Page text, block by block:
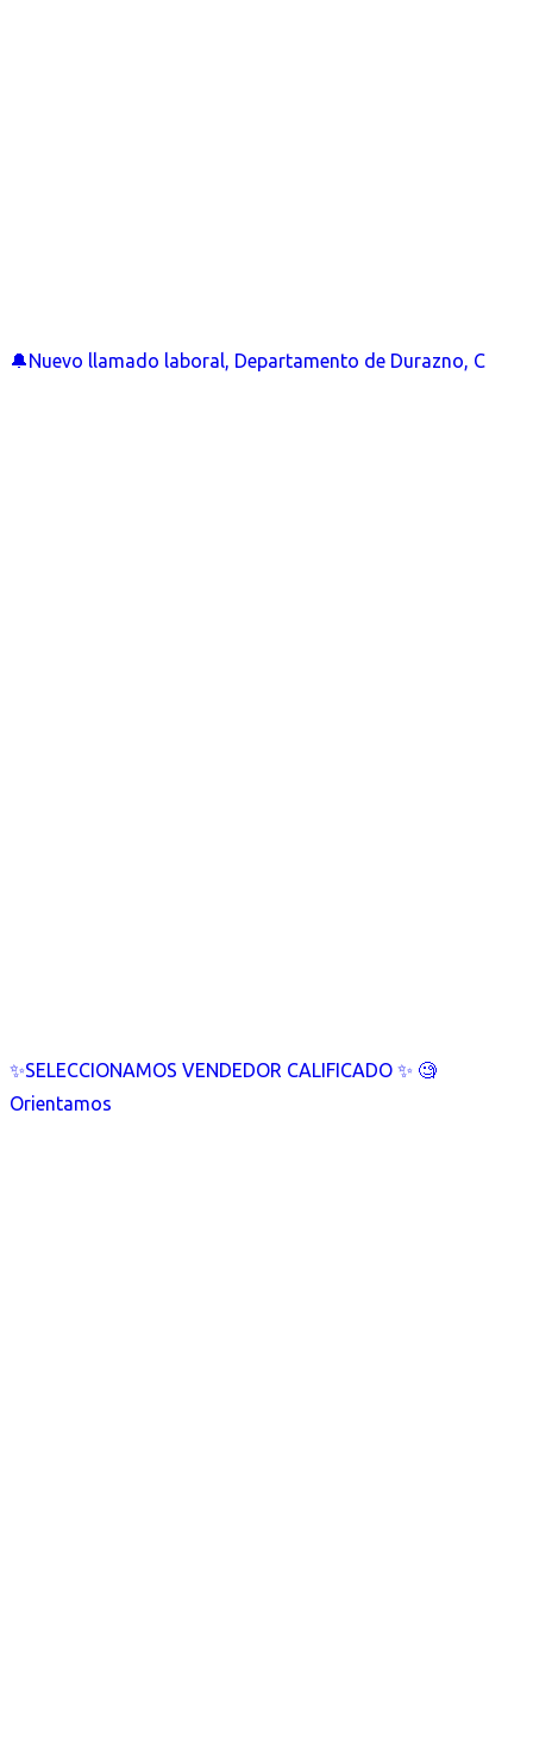
🔔Nuevo llamado laboral, Departamento de Durazno, C
✨SELECCIONAMOS VENDEDOR CALIFICADO ✨ 🧐
Orientamos